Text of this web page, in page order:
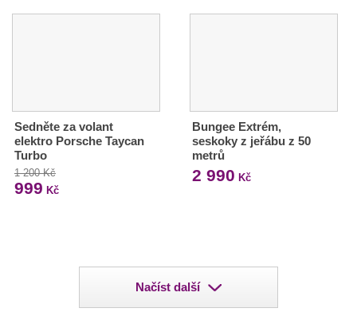
Sedněte za volant
elektro Porsche Taycan
Turbo
1 200 Kč
999 Kč
Bungee Extrém,
seskoky z jeřábu z 50
metrů
2 990 Kč
Načíst další